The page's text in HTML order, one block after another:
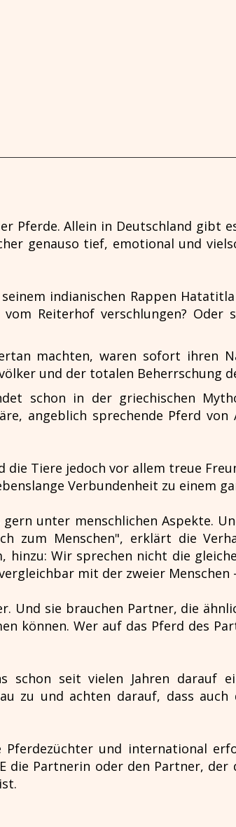
Pferde. Allein in Deutschland gibt
genauso tief, emotional und
indianischen Rappen
Reiterhof verschlungen?
machten, waren sofort ihren
und der totalen Beherrschung
schon in der griechischen
angeblich sprechende Pferd
Tiere jedoch vor allem treue
Verbundenheit zu einem
unter menschlichen Aspekte.
zum Menschen", erklärt die
Wir sprechen nicht die
mit der zweier
Und sie brauchen Partner, die
können. Wer auf das Pferd des
schon seit vielen Jahren darauf
zu und achten darauf, dass auch
und international
die Partnerin oder den Partner,